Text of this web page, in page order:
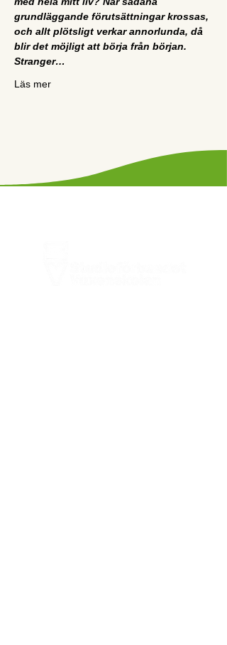
grundläggande förutsättningar krossas,
och allt plötsligt verkar annorlunda, då
blir det möjligt att börja från början.
Stranger…
Läs mer